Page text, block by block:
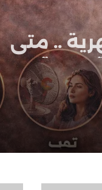
.. متى
يستدعي